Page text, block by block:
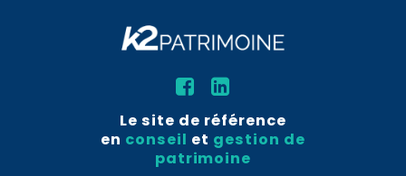
Le site de référence
en conseil et gestion de
patrimoine